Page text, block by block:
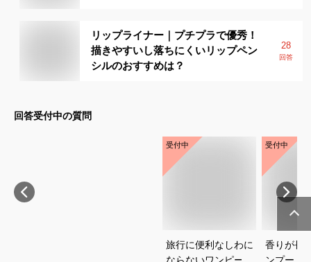
リップライナー｜プチプラで優秀！
描きやすいし落ちにくいリップペン
シルのおすすめは？
28
回答
回答受付中の質問
受付中
旅行に便利なしわに
受付中
香りが長